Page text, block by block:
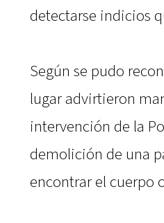
detectarse indicios
Según se pudo
lugar advirtieron
intervención de la
demolición de una
encontrar el cuerpo